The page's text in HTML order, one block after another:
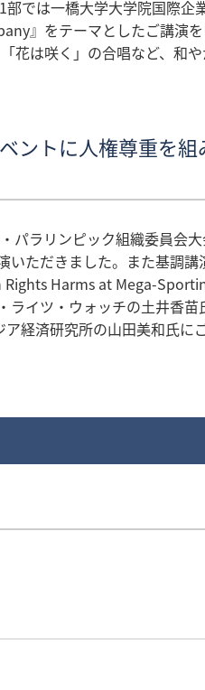
では一橋大学大学院国際企
』をテーマとしたご講演
花は咲く」の合唱など、和
ントに人権尊重を
パラリンピック組織委員会
ただきました。また基調講
Harms at Mega-
イツ・ウォッチの土井香苗
経済研究所の山田美和氏に